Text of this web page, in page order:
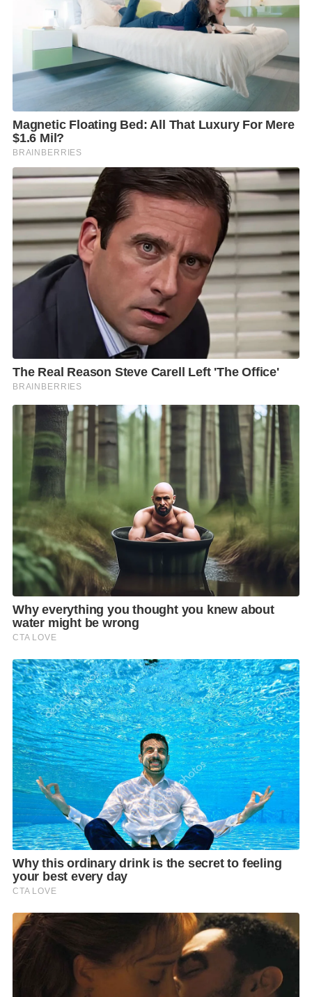
ประเด็นข้อพิพาททางทะเลกับกัมพูชา จะช่วยเพิ่มน้ำ
หนักให้จุดยืนของไทยในสายตานานาชาติ
“การที่ประธานาธิบดีมาครงเปิดพื้นที่หารือกับนายก
รัฐมนตรีอนุทินในประเด็นเศรษฐกิจ ความมั่นคง
เทคโนโลยี และความสัมพันธ์ไทย–ยุโรป สะท้อนว่าไทยยัง
มีความสำคัญในสายตาของประเทศมหาอำนาจยุโรป และ
กำลังถูกมองว่าเป็นหุ้นส่วนสำคัญในภูมิภาคเอเชียตะวัน
ออกเฉียงใต้” รศ.ดร.โอฬาร กล่าว.